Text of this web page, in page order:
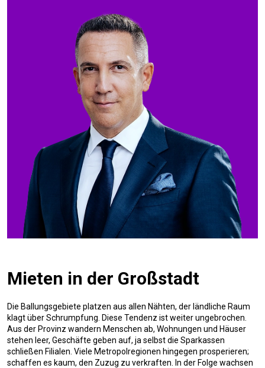
Mieten in der Großstadt
Die Ballungsgebiete platzen aus allen Nähten, der ländliche Raum
klagt über Schrumpfung. Diese Tendenz ist weiter ungebrochen.
Aus der Provinz wandern Menschen ab, Wohnungen und Häuser
stehen leer, Geschäfte geben auf, ja selbst die Sparkassen
schließen Filialen. Viele Metropolregionen hingegen prosperieren;
schaffen es kaum, den Zuzug zu verkraften. In der Folge wachsen